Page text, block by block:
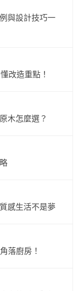
與設計技巧一
改造重點！
木怎麼選？
感生活不是夢
落廚房！